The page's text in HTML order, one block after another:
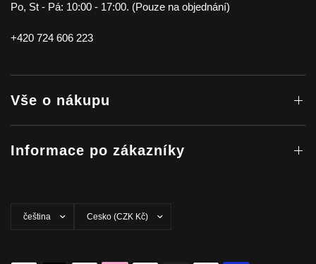
Po, St - Pá: 10:00 - 17:00. (Pouze na objednání)
+420 724 606 223
Vše o nákupu
Informace po zákazníky
zemi/oblast